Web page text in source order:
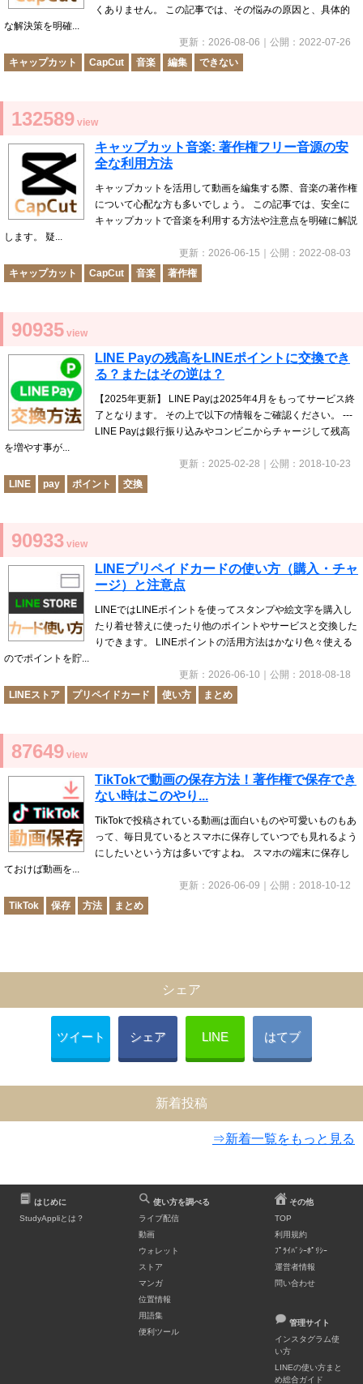
くありません。 この記事では、その悩みの原因と、具体的
な解決策を明確...
更新： 2026-08-06 ｜公開： 2022-07-26
キャップカット
CapCut 音楽 編集 できない
132589 view
キャップカット音楽: 著作権フリー音源の安
全な利用方法
キャップカットを活用して動画を編集する際、音楽の著作権
について心配な方も多いでしょう。 この記事では、安全に
キャップカットで音楽を利用する方法や注意点を明確に解説
します。 疑...
更新： 2026-06-15 ｜公開： 2022-08-03
キャップカット
CapCut 音楽 著作権
90935 view
LINE Payの残高をLINEポイントに交換でき
る？またはその逆は？
【2025年更新】 LINE Payは2025年4月をもってサービス終
了となります。 その上で以下の情報をご確認ください。 ---
LINE Payは銀行振り込みやコンビニからチャージして残高
を増やす事が...
更新： 2025-02-28 ｜公開： 2018-10-23
LINE
pay ポイント 交換
90933 view
LINEプリペイドカードの使い方（購入・チャ
ージ）と注意点
LINEではLINEポイントを使ってスタンプや絵文字を購入し
たり着せ替えに使ったり他のポイントやサービスと交換した
りできます。 LINEポイントの活用方法はかなり色々使える
のでポイントを貯...
更新： 2026-06-10 ｜公開： 2018-08-18
LINEストア
プリペイドカード 使い方 まとめ
87649 view
TikTokで動画の保存方法！著作権で保存でき
ない時はこのやり...
TikTokで投稿されている動画は面白いものや可愛いものもあ
って、毎日見ているとスマホに保存していつでも見れるよう
にしたいという方は多いですよね。 スマホの端末に保存し
ておけば動画を...
更新： 2026-06-09 ｜公開： 2018-10-12
TikTok
保存 方法 まとめ
シェア
ツイート シェア LINE はてブ
新着投稿
⇒新着一覧をもっと見る
はじめに
StudyAppliとは？
使い方を調べる
ライブ配信
動画
ウォレット
ストア
マンガ
位置情報
用語集
便利ツール
その他
TOP
利用規約
ﾌﾟﾗｲﾊﾞｼｰﾎﾟﾘｼｰ
運営者情報
問い合わせ
管理サイト
インスタグラム使
い方
LINEの使い方まと
め総合ガイド